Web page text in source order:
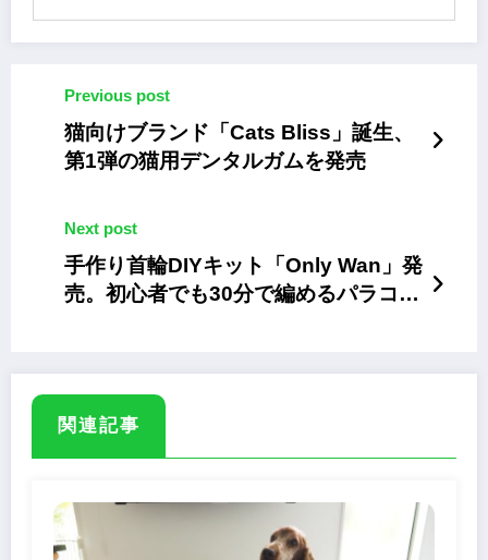
Previous post
猫向けブランド「Cats Bliss」誕生、
第1弾の猫用デンタルガムを発売
Next post
手作り首輪DIYキット「Only Wan」発
売。初心者でも30分で編めるパラコー
関連記事